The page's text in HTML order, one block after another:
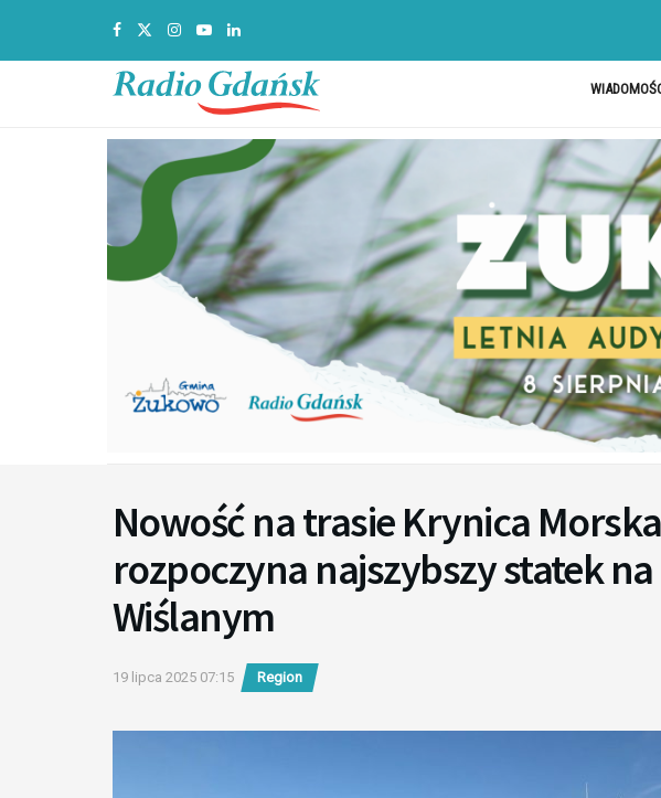
Nowość na trasie Krynica
rozpoczyna najszybszy statek
Wiślanym
19 lipca 2025 07:15 Region